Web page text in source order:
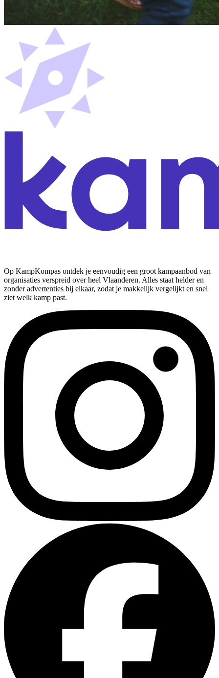
Op KampKompas ontdek je eenvoudig een groot kampaanbod van
organisaties verspreid over heel Vlaanderen. Alles staat helder en
zonder advertenties bij elkaar, zodat je makkelijk vergelijkt en snel
ziet welk kamp past.